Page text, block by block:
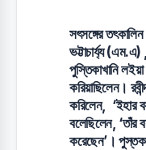
সৎসঙ্গের
ভট্টাচার্য্য
পুস্তিকাখানি লইয়া
করিয়াছিলেন।
করিলেন, ‘ইহার
বলেছিলেন, ‘তাঁর
করেছেন’।